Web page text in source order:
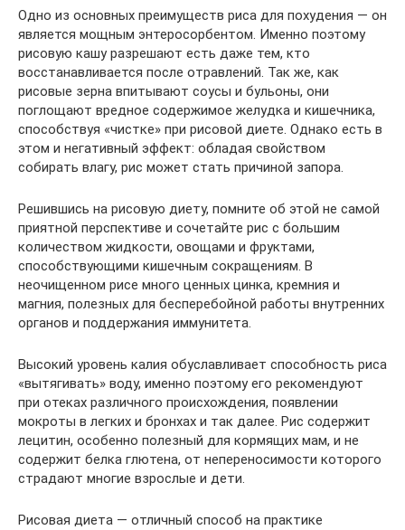
Одно из основных преимуществ риса для похудения — он
является мощным энтеросорбентом. Именно поэтому
рисовую кашу разрешают есть даже тем, кто
восстанавливается после отравлений. Так же, как
рисовые зерна впитывают соусы и бульоны, они
поглощают вредное содержимое желудка и кишечника,
способствуя «чистке» при рисовой диете. Однако есть в
этом и негативный эффект: обладая свойством
собирать влагу, рис может стать причиной запора.
Решившись на рисовую диету, помните об этой не самой
приятной перспективе и сочетайте рис с большим
количеством жидкости, овощами и фруктами,
способствующими кишечным сокращениям. В
неочищенном рисе много ценных цинка, кремния и
магния, полезных для бесперебойной работы внутренних
органов и поддержания иммунитета.
Высокий уровень калия обуславливает способность риса
«вытягивать» воду, именно поэтому его рекомендуют
при отеках различного происхождения, появлении
мокроты в легких и бронхах и так далее. Рис содержит
лецитин, особенно полезный для кормящих мам, и не
содержит белка глютена, от непереносимости которого
страдают многие взрослые и дети.
Рисовая диета — отличный способ на практике